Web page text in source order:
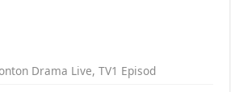
Drama Live,TV1 Episod